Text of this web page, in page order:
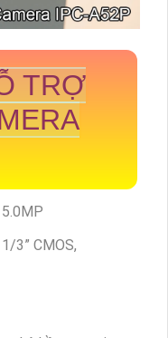
TRỢ
3” CMOS,